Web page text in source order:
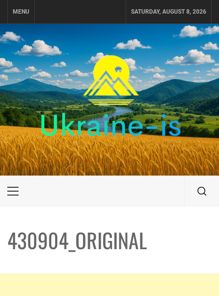
MENU SATURDAY, AUGUST 8, 2026
UKRAINE-IS
ПОДОРОЖI ПО УКРАЇНІ
Primary
430904_ORIGINAL